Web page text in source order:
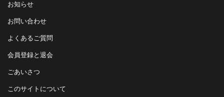
お知らせ
お問い合わせ
よくあるご質問
会員登録と退会
ごあいさつ
このサイトについて